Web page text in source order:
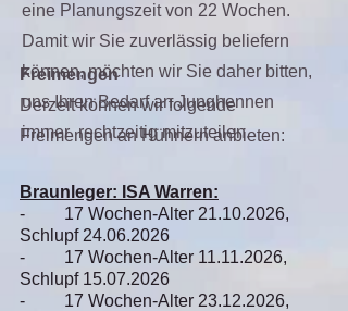
eine Planungszeit von 22 Wochen.
Damit wir Sie zuverlässig beliefern
können, möchten wir Sie daher bitten,
uns Ihren Bedarf an Junghennen
immer rechtzeitig mitzuteilen.
Freimengen
Derzeit können wir folgende
Freimengen an Hühnern anbieten:
Braunleger: ISA Warren:
- 17 Wochen-Alter 21.10.2026,
Schlupf 24.06.2026
- 17 Wochen-Alter 11.11.2026,
Schlupf 15.07.2026
- 17 Wochen-Alter 23.12.2026,